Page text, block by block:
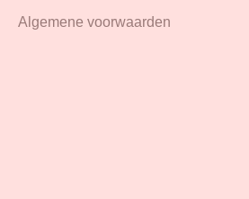
Algemene voorwaarden